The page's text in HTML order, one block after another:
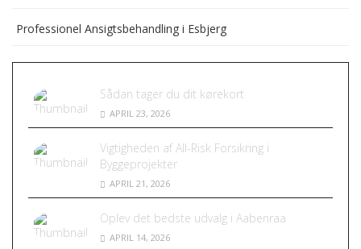
Professionel Ansigtsbehandling i Esbjerg
Sådan tager du dit kørekort
APRIL 23, 2026
Vigtigheden af All-Risk Forsikring i
Byggeprojekter
APRIL 21, 2026
Oplev det bedste udvalg i Aabenraa
APRIL 14, 2026